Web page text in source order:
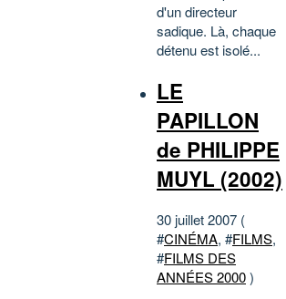
d'un directeur
sadique. Là, chaque
détenu est isolé...
LE
PAPILLON
de PHILIPPE
MUYL (2002)
30 juillet 2007 (
#CINÉMA, #FILMS,
#FILMS DES
ANNÉES 2000)